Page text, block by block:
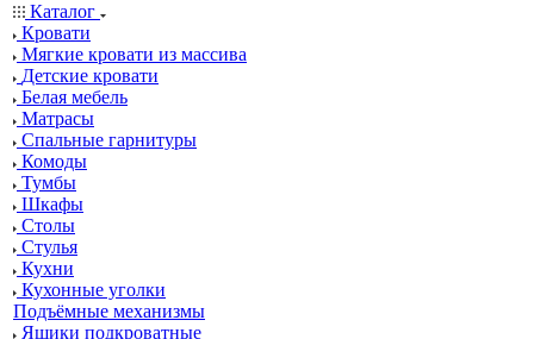
Каталог
Кровати
Мягкие кровати из массива
Детские кровати
Белая мебель
Матрасы
Спальные гарнитуры
Комоды
Тумбы
Шкафы
Столы
Стулья
Кухни
Кухонные уголки
Подъёмные механизмы
Ящики подкроватные